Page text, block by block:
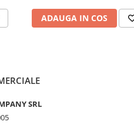
ADAUGA IN COS
SRL